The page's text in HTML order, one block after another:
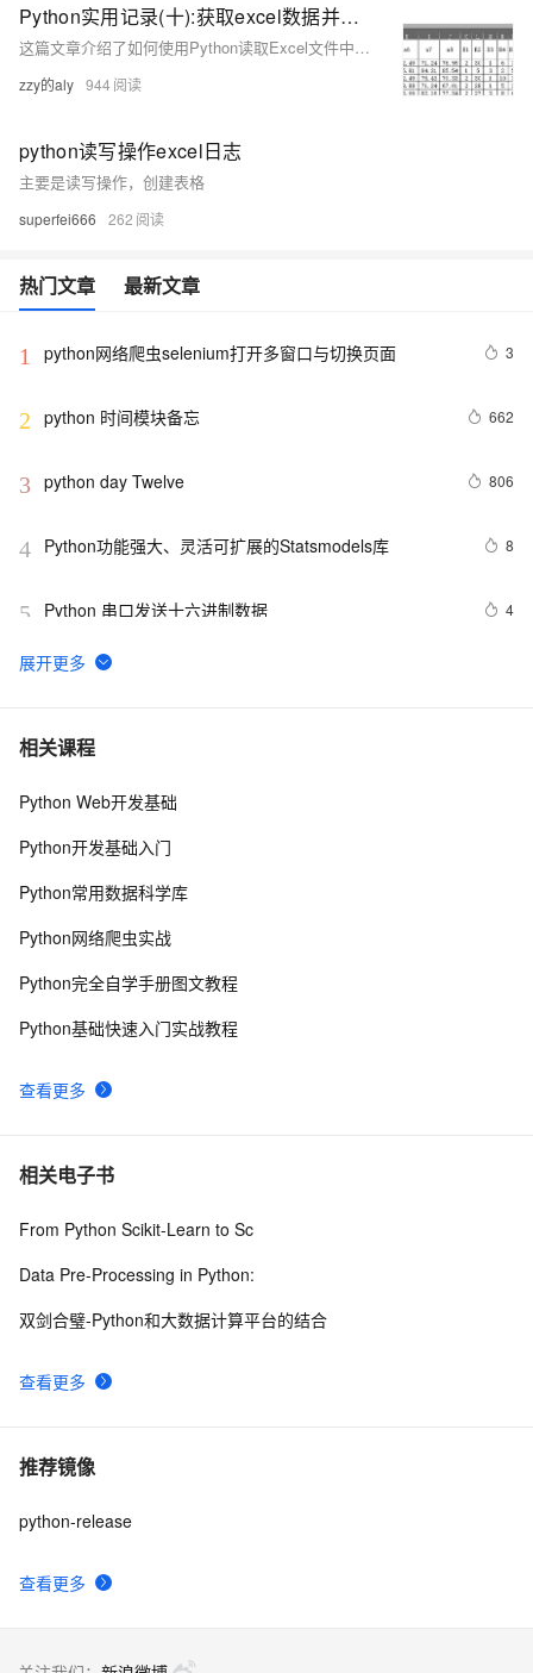
Python实用记录(十):获取excel数据并通过列表的形式保存为txt文档、xlsx文档、csv文档
这篇文章介绍了如何使用Python读取Excel文件中的数据，处理后将其保存为txt、xlsx和csv格式的文件。
zzy的aly 944
python读写操作excel日志
主要是读写操作，创建表格
superfei666 262
热门文章 最新文章
1 python网络爬虫selenium打开多窗口与切换页面 3
2 python 时间模块备忘 662
3 python day Twelve 806
4 Python功能强大、灵活可扩展的Statsmodels库 8
5 Python 串口发送十六进制数据 4
6 python join 和 split的常用使用方法
7 python 模块初始
8 python中使用and和or来实现其它语言中的?号表达式
10Python PIL远程命令执行漏洞复现(CVE-2017-8291
相关课程
查看更多
Python Web开发基础
Python开发基础入门
Python常用数据科学库
Python网络爬虫实战
Python完全自学手册图文教程
Python基础快速入门实战教程
相关电子书
查看更多
From Python Scikit-Learn to Sc
Data Pre-Processing in Python:
双剑合璧-Python和大数据计算平台的结合
推荐镜像
查看更多
python-release